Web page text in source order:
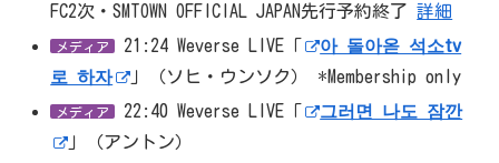
FC2次・SMTOWN OFFICIAL JAPAN先行予約終了詳細
メディア 21:24 Weverse LIVE「
아 돌아옫 석소tv
로 하자
」（ソヒ・ウンソク） *Membership only
メディア 22:40 Weverse LIVE「
그러면 나도 잠깐
」（アントン）